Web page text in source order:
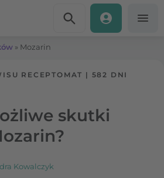
» Mozarin
RECEPTOMAT | 582 DNI
skutki
Kowalczyk